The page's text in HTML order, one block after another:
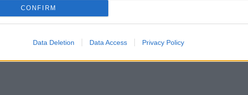
CONFIRM
Data Deletion Data Access Privacy Policy